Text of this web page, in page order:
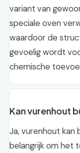
variant van
speciale oven
waardoor de
gevoelig wordt
chemische
Kan vurenhout
Ja, vurenhout kan
belangrijk om het